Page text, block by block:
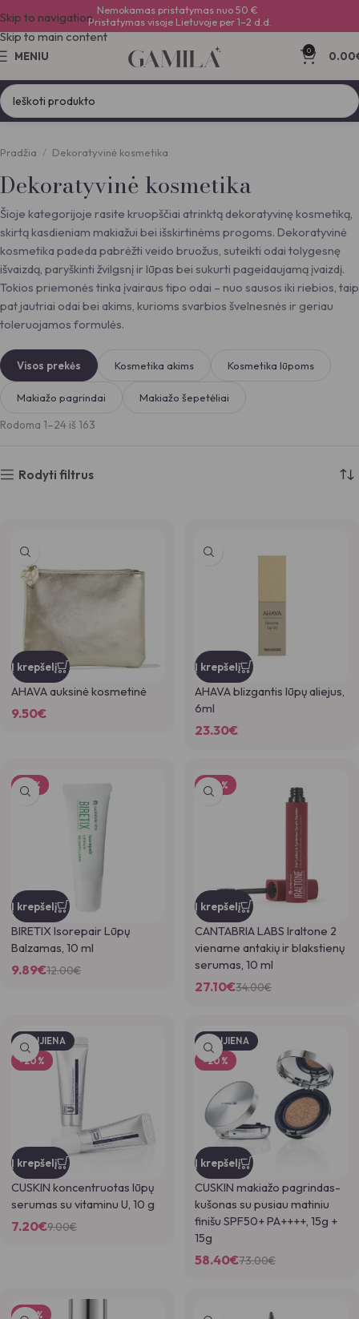
Skip to navigation
Skip to main content
Nemokamas pristatymas nuo 50 €
Pristatymas visoje Lietuvoje per 1–2 d.d.
MENIU 0 0.00
Dekoratyvinė kosmetika
Pradžia Dekoratyvinė kosmetika
Šioje kategorijoje rasite kruopščiai atrinktą dekoratyvinę kosmetiką,
skirtą kasdieniam makiažui bei išskirtinėms progoms. Dekoratyvinė
kosmetika padeda pabrėžti veido bruožus, suteikti odai tolygesnę
išvaizdą, paryškinti žvilgsnį ir lūpas bei sukurti pageidaujamą įvaizdį.
Tokios priemonės tinka įvairaus tipo odai – nuo sausos iki riebios, taip
pat jautriai odai bei akims, kurioms svarbios švelnesnės ir geriau
toleruojamos formulės.
Visos prekės Kosmetika akims Kosmetika lūpoms
Makiažo pagrindai Makiažo šepetėliai
Rodoma 1–24 iš 163
Rodyti filtrus
Į krepšelį
AHAVA auksinė kosmetinė
9.50€
Į krepšelį
AHAVA blizgantis lūpų aliejus,
6ml
23.30€
-18%
Į krepšelį
BIRETIX Isorepair Lūpų
Balzamas, 10 ml
12.00€
9.89€
-20%
Į krepšelį
CANTABRIA LABS Iraltone 2
viename antakių ir blakstienų
serumas, 10 ml
34.00€
27.10€
-20%
NAUJIENA
Į krepšelį
CUSKIN koncentruotas lūpų
serumas su vitaminu U, 10 g
9.00€
7.20€
-20%
NAUJIENA
Į krepšelį
CUSKIN makiažo pagrindas-
kušonas su pusiau matiniu
finišu SPF50+ PA++++, 15g +
15g
73.00€
58.40€
-22%